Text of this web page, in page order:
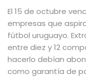
El 15 de octubre
empresas que
fútbol uruguayo.
entre diez y 12
hacerlo debían
como garantía de